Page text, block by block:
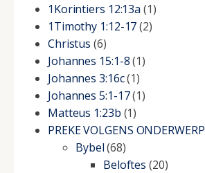
1Korintiers 12:13a (1)
1Timothy 1:12-17(2)
Christus (6)
Johannes 15:1-8(1)
Johannes 3:16c(1)
Johannes 5:1-17(1)
Matteus 1:23b (1)
PREKE VOLGENS ONDERWERP
Bybel(68)
Beloftes (20)